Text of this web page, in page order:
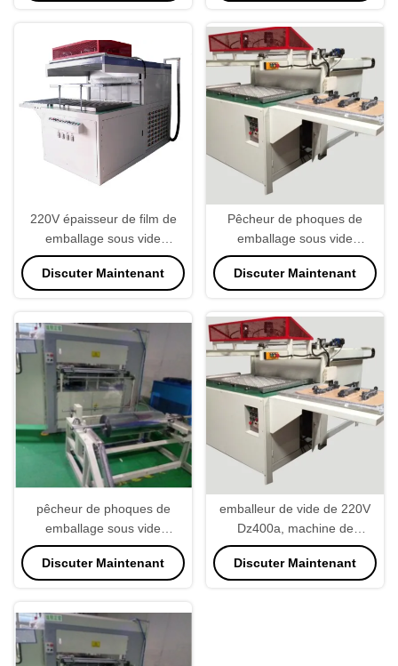
220V épaisseur de film de
emballage sous vide
industrielle de la machine
0.1mm
Discuter Maintenant
Pêcheur de phoques de
emballage sous vide
industriel de nourriture de
machine de preuve de la
Discuter Maintenant
pêcheur de phoques de
emballage sous vide
industriel 35secs/Pc de la
machine 21kw réglable
Discuter Maintenant
emballeur de vide de 220V
Dz400a, machine de
emballage sous vide de
chambre du double 800KG
Discuter Maintenant